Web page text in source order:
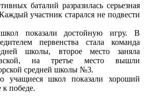
баталий разразилась серьезная
участник старался не подвести
показали достойную игру. В
первенства стала команда
школы, второе место заняла
на третье место вышли
средней школы №3.
учащиеся школ показали хороший
к победе.